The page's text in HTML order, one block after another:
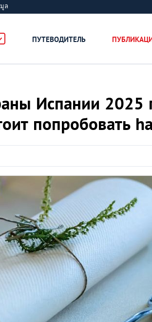
ล
ПУТЕВОДИТЕЛЬ
Испании 2025
попробовать